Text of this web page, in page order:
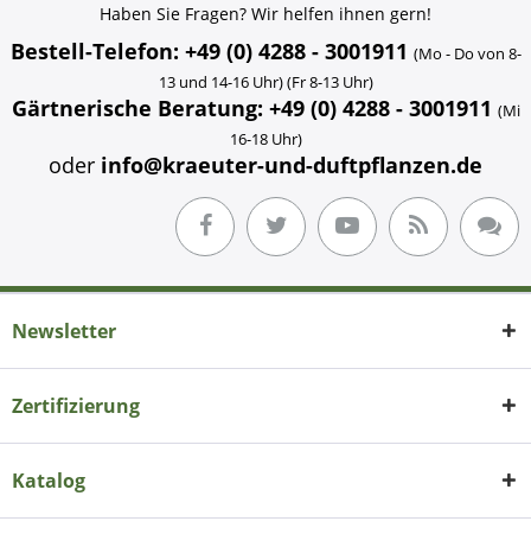
Haben Sie Fragen? Wir helfen ihnen gern!
Bestell-Telefon: +49 (0) 4288 - 3001911 (Mo - Do von 8-
13 und 14-16 Uhr) (Fr 8-13 Uhr)
Gärtnerische Beratung: +49 (0) 4288 - 3001911 (Mi
16-18 Uhr)
oder info@kraeuter-und-duftpflanzen.de
Newsletter
Zertifizierung
Katalog